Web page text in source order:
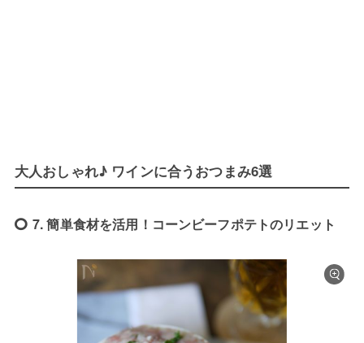
大人おしゃれ♪ ワインに合うおつまみ6選
7. 簡単食材を活用！コーンビーフポテトのリエット